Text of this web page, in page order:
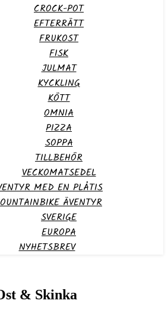
CROCK-POT
EFTERRÄTT
FRUKOST
FISK
JULMAT
KYCKLING
KÖTT
OMNIA
PIZZA
SOPPA
TILLBEHÖR
VECKOMATSEDEL
MED EN PLÅTIS
ÄVENTYR
SVERIGE
EUROPA
NYHETSBREV
& Skinka